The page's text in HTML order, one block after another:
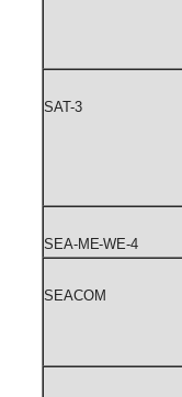
SAT-3
SEA-ME-WE-4
SEACOM